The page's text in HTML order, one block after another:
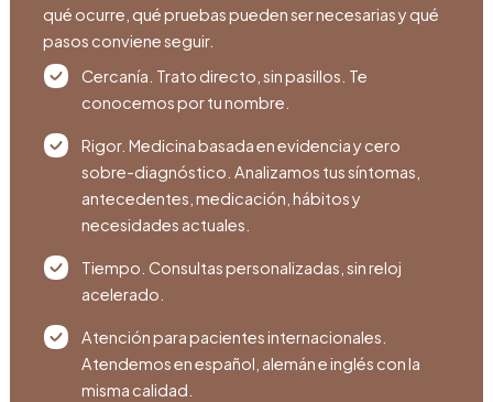
qué ocurre, qué pruebas pueden ser necesarias y qué
pasos conviene seguir.
Cercanía. Trato directo, sin pasillos. Te
conocemos por tu nombre.
Rigor. Medicina basada en evidencia y cero
sobre-diagnóstico. Analizamos tus síntomas,
antecedentes, medicación, hábitos y
necesidades actuales.
Tiempo. Consultas personalizadas, sin reloj
acelerado.
Atención para pacientes internacionales.
Atendemos en español, alemán e inglés con la
misma calidad.